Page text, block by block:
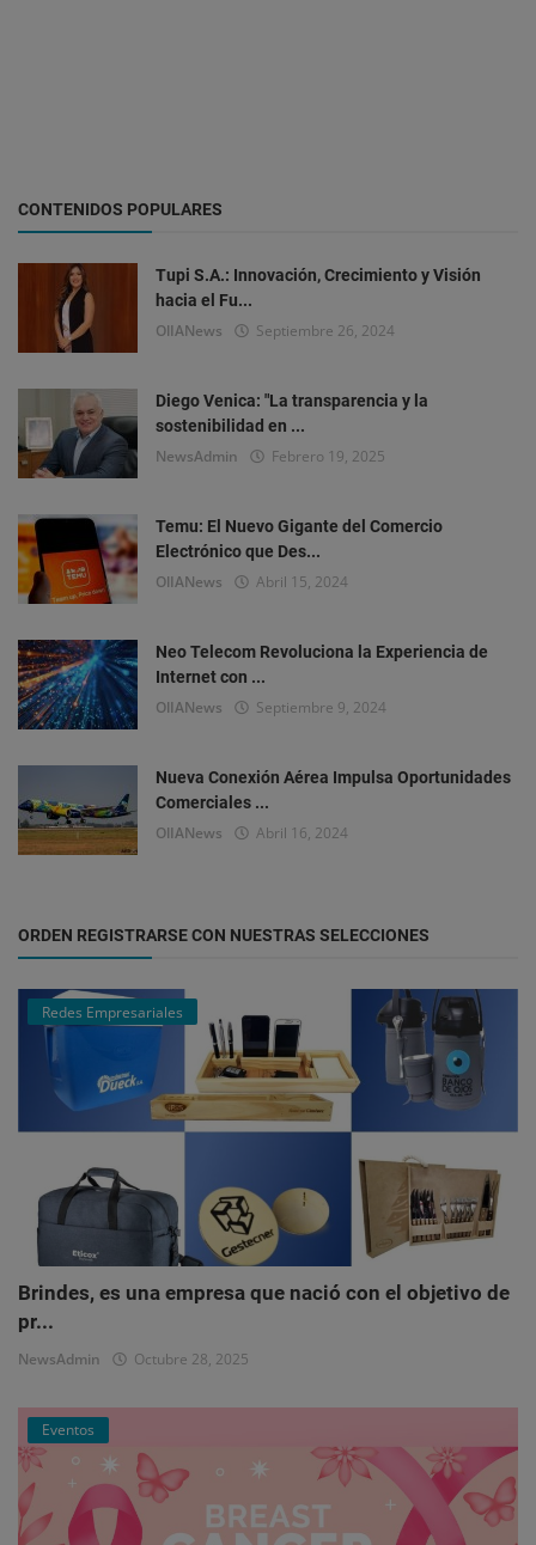
CONTENIDOS POPULARES
Tupi S.A.: Innovación, Crecimiento y Visión
hacia el Fu...
OlIANews Septiembre 26, 2024
Diego Venica: "La transparencia y la
sostenibilidad en ...
NewsAdmin Febrero 19, 2025
Temu: El Nuevo Gigante del Comercio
Electrónico que Des...
OlIANews Abril 15, 2024
Neo Telecom Revoluciona la Experiencia de
Internet con ...
OlIANews Septiembre 9, 2024
Nueva Conexión Aérea Impulsa Oportunidades
Comerciales ...
OlIANews Abril 16, 2024
ORDEN REGISTRARSE CON NUESTRAS SELECCIONES
Redes Empresariales
Brindes, es una empresa que nació con el objetivo de
pr...
NewsAdmin Octubre 28, 2025
Eventos